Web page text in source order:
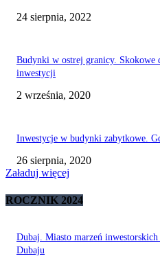
24 sierpnia, 2022
Budynki w ostrej granicy. Skokowe
inwestycji
2 września, 2020
Inwestycje w budynki zabytkowe.
26 sierpnia, 2020
Załaduj więcej
ROCZNIK 2024
Dubaj. Miasto marzeń
Dubaju